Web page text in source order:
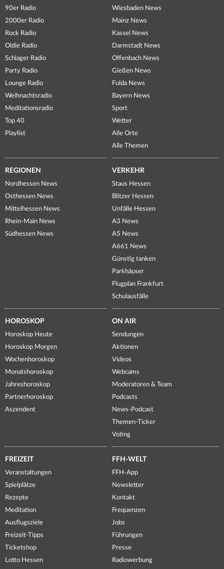
90er Radio
2000er Radio
Rock Radio
Oldie Radio
Schlager Radio
Party Radio
Lounge Radio
Weihnachtsradio
Meditationsradio
Top 40
Playlist
Wiesbaden News
Mainz News
Kassel News
Darmstadt News
Offenbach News
Gießen News
Fulda News
Bayern News
Sport
Wetter
Alle Orte
Alle Themen
REGIONEN
Nordhessen News
Osthessen News
Mittelhessen News
Rhein-Main News
Südhessen News
VERKEHR
Staus Hessen
Blitzer Hessen
Unfälle Hessen
A3 News
A5 News
A661 News
Günstig tanken
Parkhäuser
Flugplan Frankfurt
Schulausfälle
HOROSKOP
Horoskop Heute
Horoskop Morgen
Wochenhoroskop
Monatshoroskop
Jahreshoroskop
Partnerhoroskop
Aszendent
ON AIR
Sendungen
Aktionen
Videos
Webcams
Moderatoren & Team
Podcasts
News-Podcast
Themen-Ticker
Voting
FREIZEIT
Veranstaltungen
Spielplätze
Rezepte
Meditation
Ausflugsziele
Freizeit-Tipps
Ticketshop
Lotto Hessen
FFH-WELT
FFH-App
Newsletter
Kontakt
Frequenzen
Jobs
Führungen
Presse
Radiowerbung